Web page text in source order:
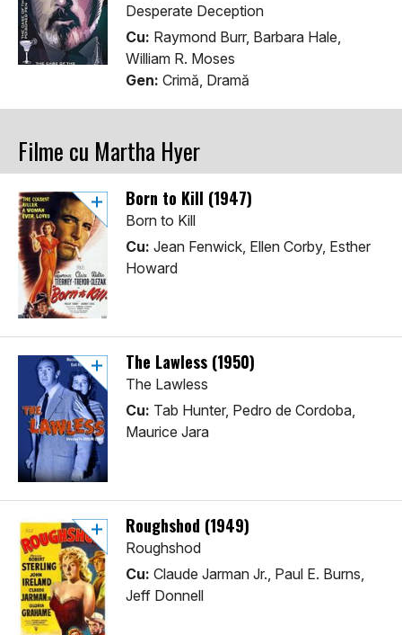
Desperate Deception
Cu: Raymond Burr, Barbara Hale,
William R. Moses
Gen: Crimă, Dramă
Filme cu Martha Hyer
Born to Kill (1947)
Born to Kill
Cu: Jean Fenwick, Ellen Corby, Esther
Howard
The Lawless (1950)
The Lawless
Cu: Tab Hunter, Pedro de Cordoba,
Maurice Jara
Roughshod (1949)
Roughshod
Cu: Claude Jarman Jr., Paul E. Burns,
Jeff Donnell